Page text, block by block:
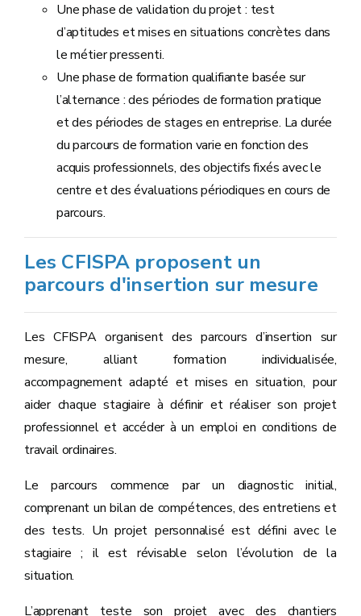
Une phase de validation du projet : test
d’aptitudes et mises en situations concrètes dans
le métier pressenti.
Une phase de formation qualifiante basée sur
l’alternance : des périodes de formation pratique
et des périodes de stages en entreprise. La durée
du parcours de formation varie en fonction des
acquis professionnels, des objectifs fixés avec le
centre et des évaluations périodiques en cours de
parcours.
Les CFISPA proposent un
parcours d'insertion sur mesure
Les CFISPA organisent des parcours d’insertion sur
mesure, alliant formation individualisée,
accompagnement adapté et mises en situation, pour
aider chaque stagiaire à définir et réaliser son projet
professionnel et accéder à un emploi en conditions de
travail ordinaires.
Le parcours commence par un diagnostic initial,
comprenant un bilan de compétences, des entretiens et
des tests. Un projet personnalisé est défini avec le
stagiaire ; il est révisable selon l’évolution de la
situation.
L’apprenant teste son projet avec des chantiers